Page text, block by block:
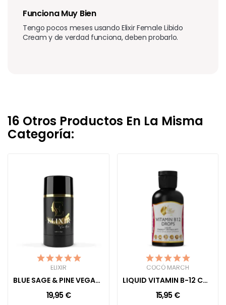
Funciona Muy Bien
Tengo pocos meses usando Elixir Female Libido
Cream y de verdad funciona, deben probarlo.
16 Otros Productos En La Misma
Categoría:
ELIXIR
BLUE SAGE & PINE VEGAN DEODORANT
19,95 €
COCÓ MARCH
LIQUID VITAMIN B-12 COMPLEX
15,95 €